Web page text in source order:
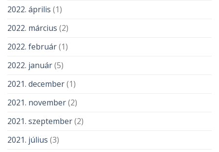
2022. április (1)
2022. március (2)
2022. február(1)
2022. január(5)
2021. december(1)
2021. november(2)
2021. szeptember(2)
2021. július (3)